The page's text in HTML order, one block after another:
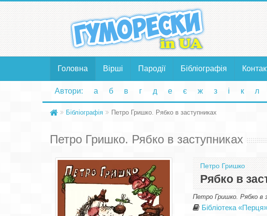
Головна Вірші Пародії Бібліографія
Автори: а б в г д е є ж з і к л
Бібліографія Петро Гришко. Рябко в заступниках
Петро Гришко. Рябко в заступниках
Петро Гришко
Рябко в
Петро Гришко. Рябко в
Бібліотека «Перця»